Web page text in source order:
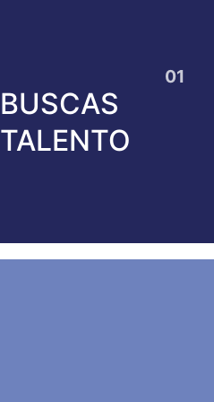
BUSCAS
TALENTO